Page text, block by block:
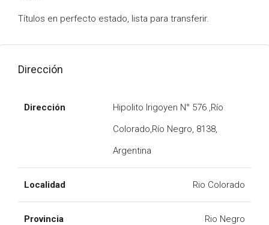
Títulos en perfecto estado, lista para transferir.
Dirección
Dirección
Hipolito Irigoyen N° 576 ,Río
Colorado,Río Negro, 8138,
Argentina
Localidad Rio Colorado
Provincia Rio Negro